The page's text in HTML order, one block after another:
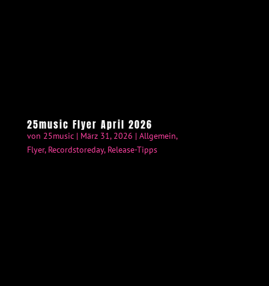
25music Flyer April 2026
von 25music| März 31, 2026 | Allgemein,
Flyer, Recordstoreday, Release-Tipps